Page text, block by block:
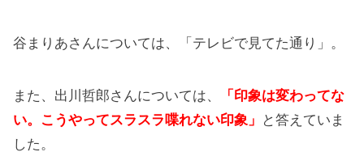
谷まりあさんについては、「テレビで見てた通り」。
また、出川哲郎さんについては、
「印象は変わってな
い。こうやってスラスラ喋れない印象」 と答えていま
した。